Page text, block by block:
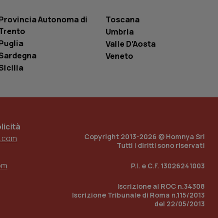
Autonoma di
Toscana
Umbria
Valle D’Aosta
Veneto
Copyright 2013-2026 © Homnya Srl
Tutti i diritti sono riservati
P.I. e C.F. 13026241003
Iscrizione al ROC n.34308
Iscrizione Tribunale di Roma n.115/2013
del 22/05/2013
in cui viene
il sito, ma un
di accesso per
Analytics
del sito web sta
di
traccia
incorporati
del sito web sta